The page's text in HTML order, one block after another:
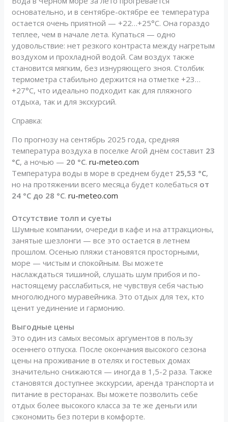
основательно, и в сентябре-октябре ее температура
остается очень приятной — +22…+25°C. Она гораздо
теплее, чем в начале лета. Купаться — одно
удовольствие: нет резкого контраста между нагретым
воздухом и прохладной водой. Сам воздух также
становится мягким, без изнуряющего зноя. Столбик
термометра стабильно держится на отметке +23…
+27°C, что идеально подходит как для пляжного
отдыха, так и для экскурсий.
Справка:
По прогнозу на сентябрь 2025 года, средняя
температура воздуха в поселке Агой днём составит 23
°C, а ночью — 20 °C.ru-meteo.com
Температура воды в море в среднем будет 25,53 °C,
но на протяжении всего месяца будет колебаться от
24 °C до 28 °C.ru-meteo.com
Отсутствие толп и суеты
Шумные компании, очереди в кафе и на аттракционы,
занятые шезлонги — все это остается в летнем
прошлом. Осенью пляжи становятся просторными,
море — чистым и спокойным. Вы можете
наслаждаться тишиной, слушать шум прибоя и по-
настоящему расслабиться, не чувствуя себя частью
многолюдного муравейника. Это отдых для тех, кто
ценит уединение и гармонию.
Выгодные цены
Это один из самых весомых аргументов в пользу
осеннего отпуска. После окончания высокого сезона
цены на проживание в отелях и гостевых домах
значительно снижаются — иногда в 1,5-2 раза. Также
становятся доступнее экскурсии, аренда транспорта и
питание в ресторанах. Вы можете позволить себе
отдых более высокого класса за те же деньги или
сэкономить без потери в комфорте.